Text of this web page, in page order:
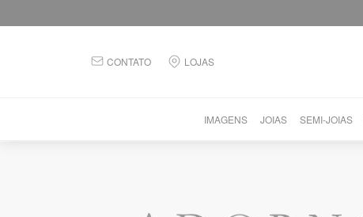
CONTATO LOJAS
IMAGENS JOIAS SEMI-JOIAS